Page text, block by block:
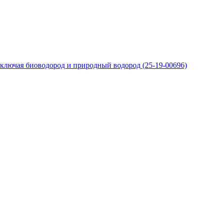
биоводород и природный водород (25-19-00696)